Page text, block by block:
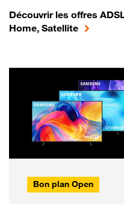
Découvrir les offres
Home, Satellite
Bon plan Open